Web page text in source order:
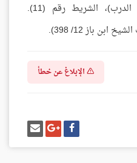
من برنامج (نور على الدرب)، الشريط رقم (11).
باز 12/ 398).
الإبلاغ عن خطأ
شارك
على
فيسبوك
شارك
على
غوغل
بلس
إرسل
إيميل